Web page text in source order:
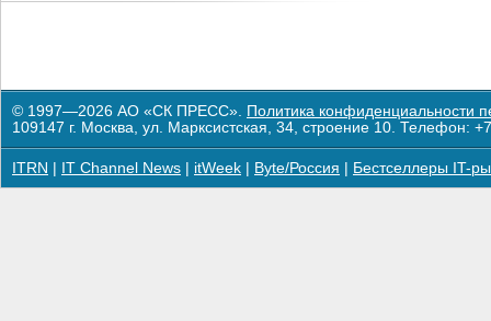
© 1997—2026 АО «СК ПРЕСС». Политика конфиденциальности
109147 г. Москва, ул. Марксистская, 34, строение 10. Телефон:
ITRN IT Channel News itWeek Byte/Россия Бестселлеры IT-